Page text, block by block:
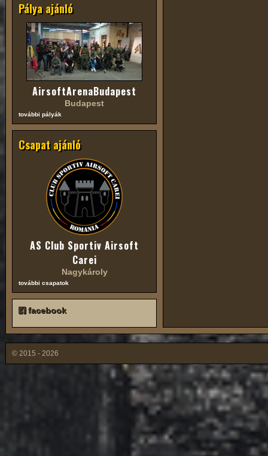
Pálya ajánló
AirsoftArenaBudapest
Budapest
további pályák
Csapat ajánló
AS Club Sportiv Airsoft
Carei
Nagykároly
további csapatok
facebook
© 2015 - 2026